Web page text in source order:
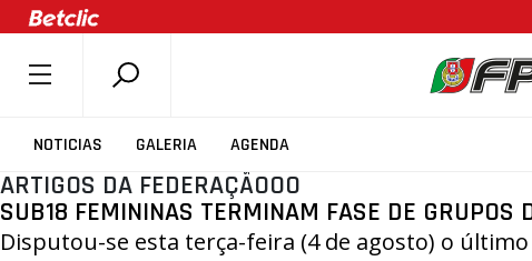
NOTICIAS GALERIA AGENDA
SOBRE A FPB
DOCUMENTOS
ÚLTIMAS
COMPETIÇÕES
ARTIGOS DA FEDERAÇÃOOO
SUB18 FEMININAS TERMINAM FASE DE GRUPOS
Disputou-se esta terça-feira (4 de agosto) o